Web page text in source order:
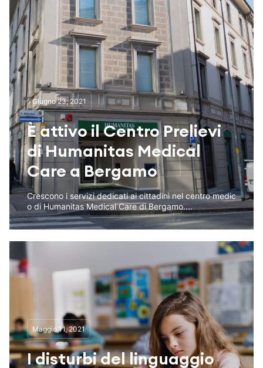
Giugno 23, 2021
È attivo il Centro Prelievi
di Humanitas Medical
Care a Bergamo
Crescono i servizi dedicati ai cittadini nel centro medic
o di Humanitas Medical Care di Bergamo....
Maggio 11, 2021
I disturbi del linguaggio